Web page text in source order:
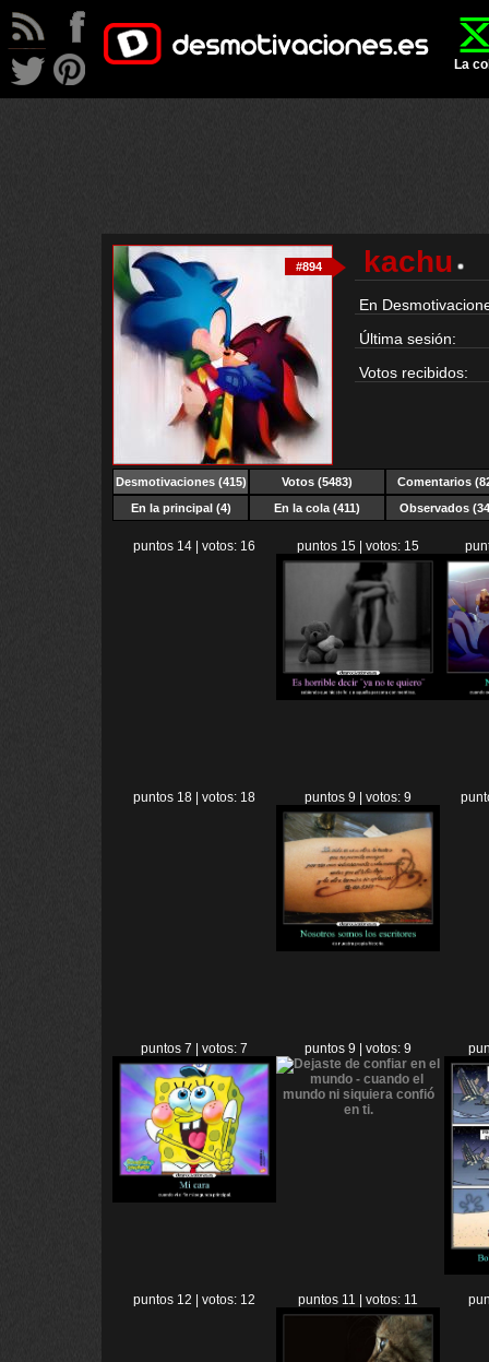
La
#894 kachu
En
Última sesión:
Votos recibidos:
Desmotivaciones(415) Votos (5483)
Comentarios
En la principal (4)
En la cola (411) Observados
puntos 14 | votos: 16 puntos 15 | votos: 15
puntos 18 | votos: 18 puntos 9 | votos: 9
puntos 7 | votos: 7 puntos 9 | votos: 9
puntos 12 | votos: 12 puntos 11 | votos: 11